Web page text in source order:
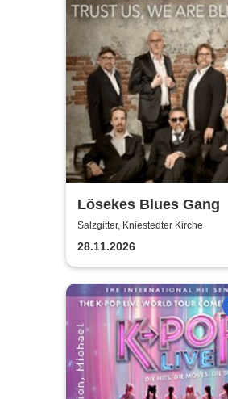
Lösekes Blues Gang
Salzgitter, Kniestedter Kirche
28.11.2026